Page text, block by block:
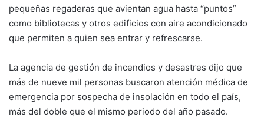
pequeñas regaderas que avientan agua hasta “puntos”
como bibliotecas y otros edificios con aire acondicionado
que permiten a quien sea entrar y refrescarse.
La agencia de gestión de incendios y desastres dijo que
más de nueve mil personas buscaron atención médica de
emergencia por sospecha de insolación en todo el país,
más del doble que el mismo periodo del año pasado.